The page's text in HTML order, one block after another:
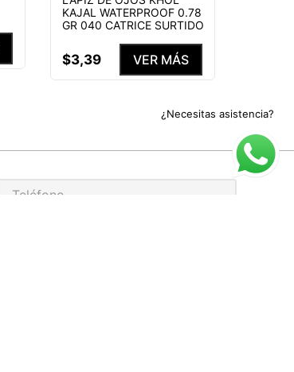
¿Necesitas asistencia?
KAJAL WATERPROOF 0.78
GR 040 CATRICE SURTIDO
$3,39 VER MÁS